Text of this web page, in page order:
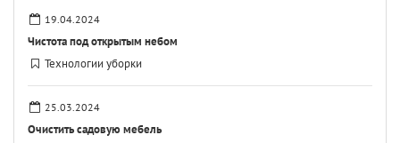
19.04.2024
Чистота под открытым небом
Технологии уборки
25.03.2024
Очистить садовую мебель